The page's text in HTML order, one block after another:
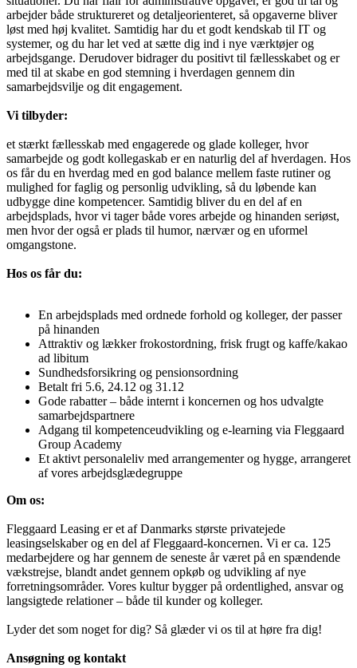
arbejder både struktureret og detaljeorienteret, så opgaverne bliver
løst med høj kvalitet. Samtidig har du et godt kendskab til IT og
systemer, og du har let ved at sætte dig ind i nye værktøjer og
arbejdsgange. Derudover bidrager du positivt til fællesskabet og er
med til at skabe en god stemning i hverdagen gennem din
samarbejdsvilje og dit engagement.
Vi tilbyder:
et stærkt fællesskab med engagerede og glade kolleger, hvor
samarbejde og godt kollegaskab er en naturlig del af hverdagen. Hos
os får du en hverdag med en god balance mellem faste rutiner og
mulighed for faglig og personlig udvikling, så du løbende kan
udbygge dine kompetencer. Samtidig bliver du en del af en
arbejdsplads, hvor vi tager både vores arbejde og hinanden seriøst,
men hvor der også er plads til humor, nærvær og en uformel
omgangstone.
Hos os får du:
En arbejdsplads med ordnede forhold og kolleger, der passer
på hinanden
Attraktiv og lækker frokostordning, frisk frugt og kaffe/kakao
ad libitum
Sundhedsforsikring og pensionsordning
Betalt fri 5.6, 24.12 og 31.12
Gode rabatter – både internt i koncernen og hos udvalgte
samarbejdspartnere
Adgang til kompetenceudvikling og e-learning via Fleggaard
Group Academy
Et aktivt personaleliv med arrangementer og hygge, arrangeret
af vores arbejdsglædegruppe
Om os:
Fleggaard Leasing er et af Danmarks største privatejede
leasingselskaber og en del af Fleggaard-koncernen. Vi er ca. 125
medarbejdere og har gennem de seneste år været på en spændende
vækstrejse, blandt andet gennem opkøb og udvikling af nye
forretningsområder. Vores kultur bygger på ordentlighed, ansvar og
langsigtede relationer – både til kunder og kolleger.
Lyder det som noget for dig? Så glæder vi os til at høre fra dig!
Ansøgning og kontakt